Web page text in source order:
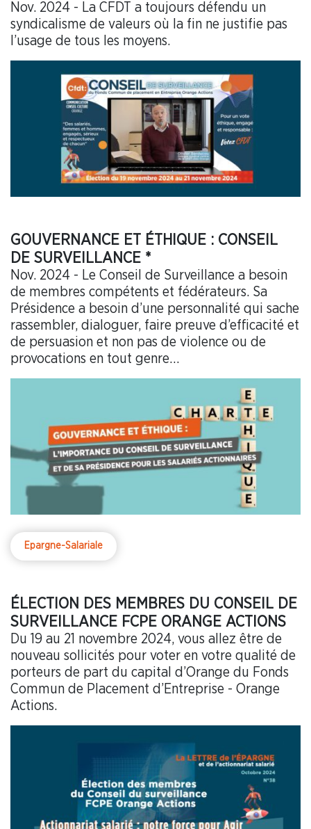
Nov. 2024 - La CFDT a toujours défendu un
syndicalisme de valeurs où la fin ne justifie pas
l’usage de tous les moyens.
GOUVERNANCE ET ÉTHIQUE : CONSEIL
DE SURVEILLANCE *
Nov. 2024 - Le Conseil de Surveillance a besoin
de membres compétents et fédérateurs. Sa
Présidence a besoin d’une personnalité qui sache
rassembler, dialoguer, faire preuve d’efficacité et
de persuasion et non pas de violence ou de
provocations en tout genre…
Epargne-Salariale
ÉLECTION DES MEMBRES DU CONSEIL DE
SURVEILLANCE FCPE ORANGE ACTIONS
Du 19 au 21 novembre 2024, vous allez être de
nouveau sollicités pour voter en votre qualité de
porteurs de part du capital d’Orange du Fonds
Commun de Placement d’Entreprise - Orange
Actions.